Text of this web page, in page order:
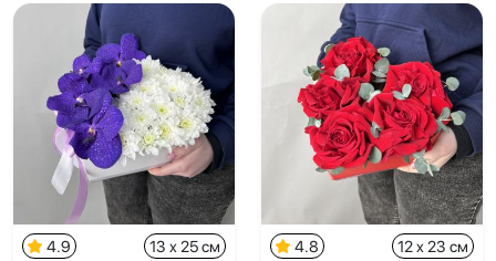
4.9 13 x 25 см 4.8 12 x 23 см